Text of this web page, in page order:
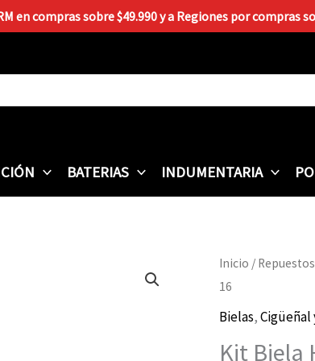
en compras sobre $49.990 y a Regiones por compras
BATERIAS INDUMENTARIA
Inicio / Repuestos
16
Bielas,Cigüeñal
Kit Biela
Kit
Biela
HAYPO